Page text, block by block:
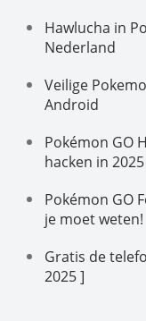
Hawlucha in
Nederland
Veilige
Android
Pokémon GO
hacken in 2025
Pokémon GO
je moet weten!
Gratis de
2025 ]